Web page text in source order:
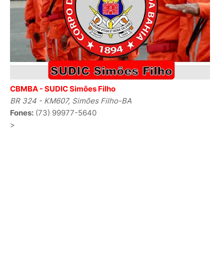
CBMBA - SUDIC Simões Filho
BR 324 - KM607, Simões Filho-BA
Fones: (73) 99977-5640
>